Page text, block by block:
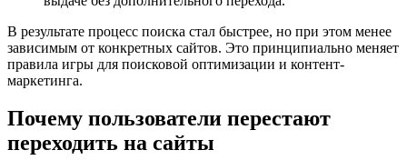
В результате процесс поиска стал быстрее, но при этом менее
зависимым от конкретных сайтов. Это принципиально меняет
правила игры для поисковой оптимизации и контент-
маркетинга.
Почему пользователи перестают
переходить на сайты